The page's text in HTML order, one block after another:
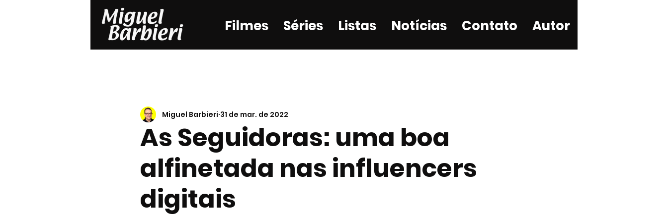
Filmes Séries Listas Notícias Contato Autor
As Seguidoras: uma boa
alfinetada nas influencers
digitais
Miguel Barbieri 31 de mar. de 2022